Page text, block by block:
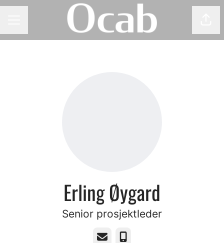
Erling Øygard
Senior prosjektleder
E-postTelefonnummer